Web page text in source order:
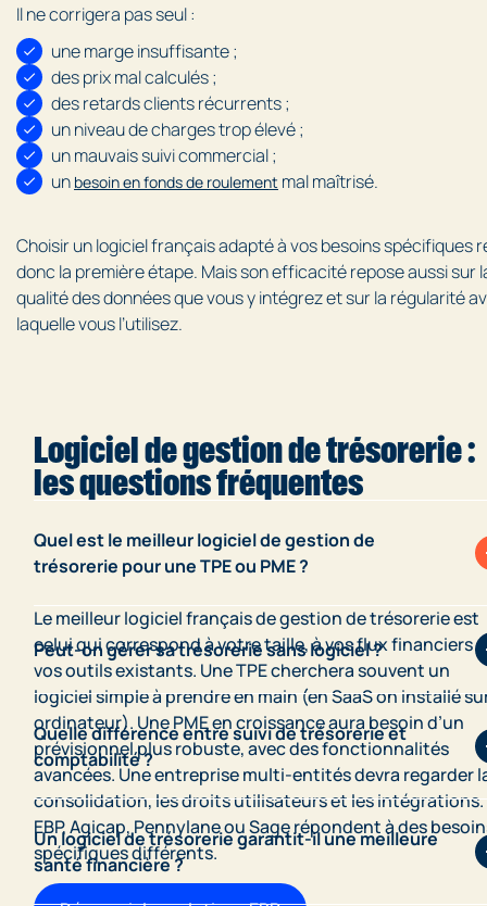
Il ne corrigera pas seul :
une marge insuffisante ;
des prix mal calculés ;
des retards clients récurrents ;
un niveau de charges trop élevé ;
un mauvais suivi commercial ;
un besoin en fonds de roulement mal maîtrisé.
Choisir un logiciel français adapté à vos besoins spécifiques
donc la première étape. Mais son efficacité repose aussi sur
qualité des données que vous y intégrez et sur la régularité
laquelle vous l’utilisez.
Logiciel de gestion de trésorerie :
les questions fréquentes
Quel est le meilleur logiciel de gestion de
trésorerie pour une TPE ou PME ?
Le meilleur logiciel français de gestion de trésorerie est
celui qui correspond à votre taille, à vos flux financiers
vos outils existants. Une TPE cherchera souvent un
logiciel simple à prendre en main (en SaaS on installé
ordinateur). Une PME en croissance aura besoin d’un
prévisionnel plus robuste, avec des fonctionnalités
avancées. Une entreprise multi-entités devra regarder
consolidation, les droits utilisateurs et les intégrations.
EBP, Agicap, Pennylane ou Sage répondent à des
spécifiques différents.
Peut-on gérer sa trésorerie sans logiciel ?
Oui, surtout au démarrage. Un tableur peut suffire si les
flux sont simples. En revanche, dès que les opérations
multiplient, la gestion manuelle devient plus risquée et
plus chronophage.
Quelle différence entre suivi de trésorerie et
comptabilité ?
La comptabilité enregistre les opérations selon les
comptables. Le suivi de trésorerie regarde les entrées et
sorties d’argent dans le temps. Il permet d’anticiper la
disponibilité réelle du cash.
Un logiciel de trésorerie garantit-il une meilleure
santé financière ?